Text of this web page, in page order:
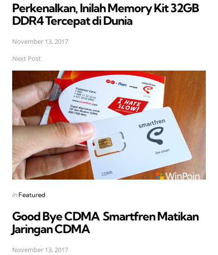
Perkenalkan, Inilah Memory Kit 32GB
DDR4 Tercepat di Dunia
November 13, 2017
Next Post
Posted
in Featured
Good Bye CDMA  Smartfren Matikan
Jaringan CDMA
November 13, 2017